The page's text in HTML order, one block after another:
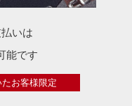
いは
能です
お客様限定